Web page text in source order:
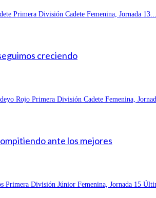
Primera División Cadete Femenina, Jornada 13...
creciendo
Rojo Primera División Cadete Femenina,
ante los mejores
Primera División Júnior Femenina, Jornada 15